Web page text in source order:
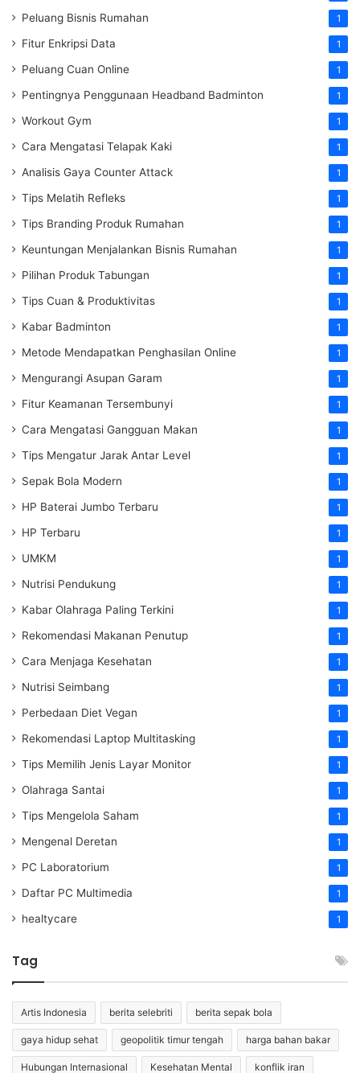
Peluang Bisnis Rumahan 1
Fitur Enkripsi Data 1
Peluang Cuan Online 1
Pentingnya Penggunaan Headband Badminton 1
Workout Gym 1
Cara Mengatasi Telapak Kaki 1
Analisis Gaya Counter Attack 1
Tips Melatih Refleks 1
Tips Branding Produk Rumahan 1
Keuntungan Menjalankan Bisnis Rumahan 1
Pilihan Produk Tabungan 1
Tips Cuan & Produktivitas 1
Kabar Badminton 1
Metode Mendapatkan Penghasilan Online 1
Mengurangi Asupan Garam 1
Fitur Keamanan Tersembunyi 1
Cara Mengatasi Gangguan Makan 1
Tips Mengatur Jarak Antar Level 1
Sepak Bola Modern 1
HP Baterai Jumbo Terbaru 1
HP Terbaru 1
UMKM 1
Nutrisi Pendukung 1
Kabar Olahraga Paling Terkini 1
Rekomendasi Makanan Penutup 1
Cara Menjaga Kesehatan 1
Nutrisi Seimbang 1
Perbedaan Diet Vegan 1
Rekomendasi Laptop Multitasking 1
Tips Memilih Jenis Layar Monitor 1
Olahraga Santai 1
Tips Mengelola Saham 1
Mengenal Deretan 1
PC Laboratorium 1
Daftar PC Multimedia 1
healtycare 1
Tag
Artis Indonesia berita selebriti berita sepak bola
gaya hidup sehat geopolitik timur tengah harga bahan bakar
Hubungan Internasional Kesehatan Mental konflik iran